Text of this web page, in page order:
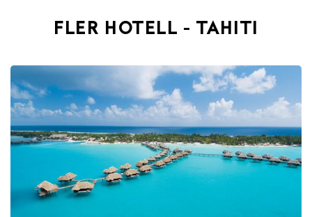
FLER HOTELL - TAHITI